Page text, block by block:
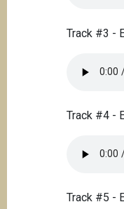
Track #3 -
Track #4 -
Track #5 -